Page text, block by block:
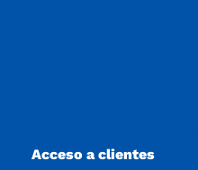
Acceso a clientes